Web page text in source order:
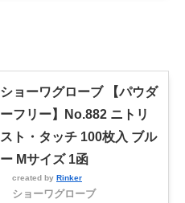
ショーワグローブ 【パウダ
ーフリー】No.882 ニトリ
スト・タッチ 100枚入 ブル
ー Mサイズ 1函
created by Rinker
ショーワグローブ